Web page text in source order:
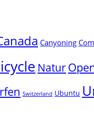
Canyoning
Natur
Switzerland Ubuntu